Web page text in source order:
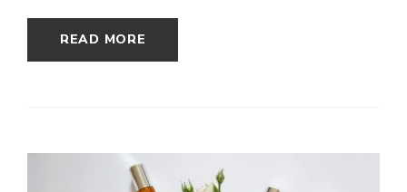
READ MORE